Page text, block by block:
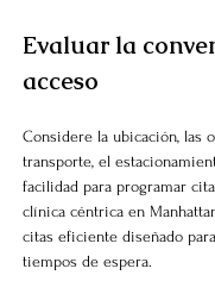
Evaluar la
acceso
Considere la ubicación, las
transporte, el
facilidad para programar
clínica céntrica en
citas eficiente diseñado
tiempos de espera.